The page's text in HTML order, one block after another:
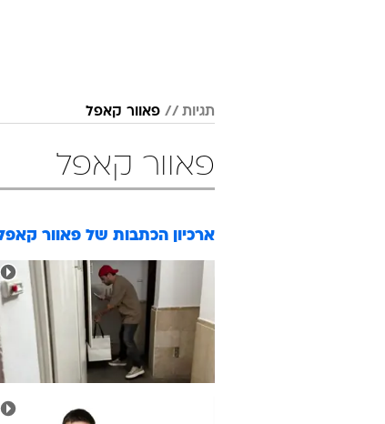
תגיות פאוור קאפל
פאוור קאפל
ארכיון הכתבות של פאוור